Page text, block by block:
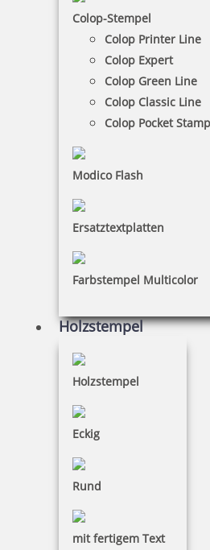
Colop-Stempel
Colop Printer Line
Colop Expert
Colop Green Line
Colop Classic Line
Colop Pocket Stamp
Modico Flash
Ersatztextplatten
Farbstempel Multicolor
Holzstempel
Holzstempel
Eckig
Rund
mit fertigem Text
€-
€+
11 Artikel in der Kategorie
13,55
Holzstempel Rund 15